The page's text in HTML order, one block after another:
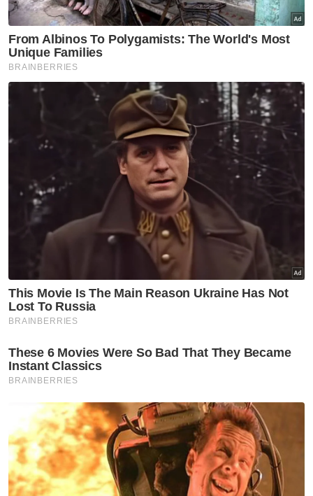
1MDB: Saya tak dengar perbualan bantuan dana
antara Najib, Raja Arab Saudi - Saksi
Rancangan untuk pemindahan rakyat
Palestin ditolak oleh dunia Arab dan banyak
negara lain, yang mengatakan ia sama
dengan pembersihan etnik.
Idea kontroversi itu muncul selepas perjanjian
gencatan senjata yang berkuat kuasa di Gaza
pada 19 Januari, sekali gus menghentikan
serangan genosid Israel, yang membunuh
hampir 48,300 rakyat Palestin,
kebanyakannya wanita dan kanak-kanak. -
Berita Telus & Tulus menerusi E-Mel setiap
hari!
Muat turun aplikasi Sinar Harian.Klik di sini!